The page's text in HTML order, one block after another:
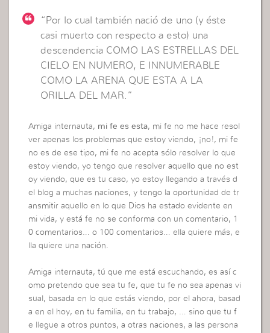
“Por lo cual también nació de uno (y éste
casi muerto con respecto a esto) una
descendencia COMO LAS ESTRELLAS DEL
CIELO EN NUMERO, E INNUMERABLE
COMO LA ARENA QUE ESTA A LA
ORILLA DEL MAR.”
Amiga internauta, mi fe es esta, mi fe no me hace resol
ver apenas los problemas que estoy viendo, ¡no!, mi fe
no es de ese tipo, mi fe no acepta sólo resolver lo que
estoy viendo, yo tengo que resolver aquello que no est
oy viendo, que es tu caso, yo estoy llegando a través d
el blog a muchas naciones, y tengo la oportunidad de tr
ansmitir aquello en lo que Dios ha estado evidente en
mi vida, y está fe no se conforma con un comentario, 1
0 comentarios… o 100 comentarios… ella quiere más, e
lla quiere una nación.
Amiga internauta, tú que me está escuchando, es así c
omo pretendo que sea tu fe, que tu fe no sea apenas vi
sual, basada en lo que estás viendo, por el ahora, basad
a en el hoy, en tu familia, en tu trabajo, … sino que tu f
e llegue a otros puntos, a otras naciones, a las persona